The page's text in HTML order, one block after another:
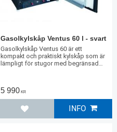
Gasolkylskåp Ventus 60 l - svart
Gasolkylskåp Ventus 60 är ett
kompakt och praktiskt kylskåp som är
lämpligt för stugor med begränsad
5 990 KR
Lägg till i favoriter
INFO